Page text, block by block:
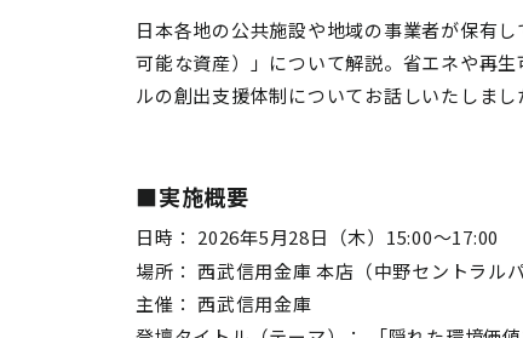
日本各地の公共施設や地域の事業者が保有
可能な資産）」について解説。省エネや再
ルの創出支援体制についてお話しいたしまし
■実施概要
日時： 2026年5月28日（木）15:00～17:00
場所： 西武信用金庫 本店（中野セントラル
主催： 西武信用金庫